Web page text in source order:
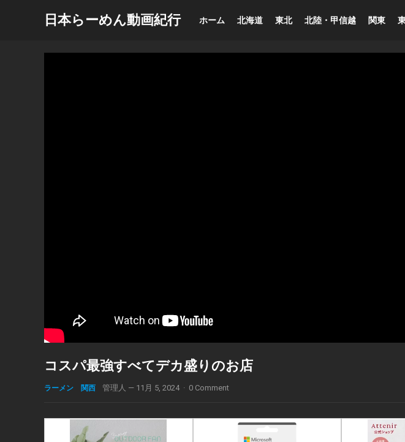
日本らーめん動画紀行 ホーム 北海道 東北 北陸・甲信越 関東
コスパ最強すべてデカ盛りのお店
ラーメン 関西 管理人 — 11月 5, 2024 · 0 Comment